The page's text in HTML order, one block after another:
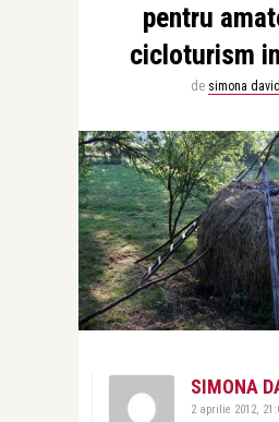
pentru
cicloturism
de simona david
SIMONA
2 aprilie 2012,